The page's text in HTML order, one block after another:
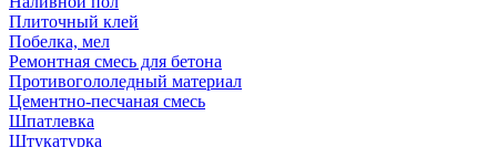
Плиточный клей
Побелка, мел
Ремонтная смесь для бетона
Противогололедный материал
Цементно-песчаная смесь
Шпатлевка
Штукатурка